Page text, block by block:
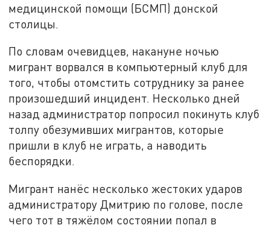
медицинской помощи (БСМП) донской
столицы.
По словам очевидцев, накануне ночью
мигрант ворвался в компьютерный клуб для
того, чтобы отомстить сотруднику за ранее
произошедший инцидент. Несколько дней
назад администратор попросил покинуть клуб
толпу обезумивших мигрантов, которые
пришли в клуб не играть, а наводить
беспорядки.
Мигрант нанёс несколько жестоких ударов
администратору Дмитрию по голове, после
чего тот в тяжёлом состоянии попал в